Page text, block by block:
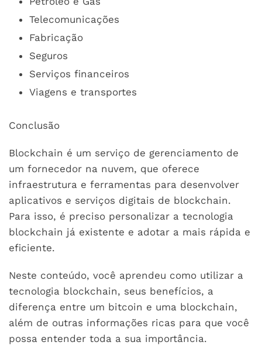
Telecomunicações
Fabricação
Seguros
Serviços financeiros
Viagens e transportes
Conclusão
Blockchain é um serviço de gerenciamento de
um fornecedor na nuvem, que oferece
infraestrutura e ferramentas para desenvolver
aplicativos e serviços digitais de blockchain.
Para isso, é preciso personalizar a tecnologia
blockchain já existente e adotar a mais rápida e
eficiente.
Neste conteúdo, você aprendeu como utilizar a
tecnologia blockchain, seus benefícios, a
diferença entre um bitcoin e uma blockchain,
além de outras informações ricas para que você
possa entender toda a sua importância.